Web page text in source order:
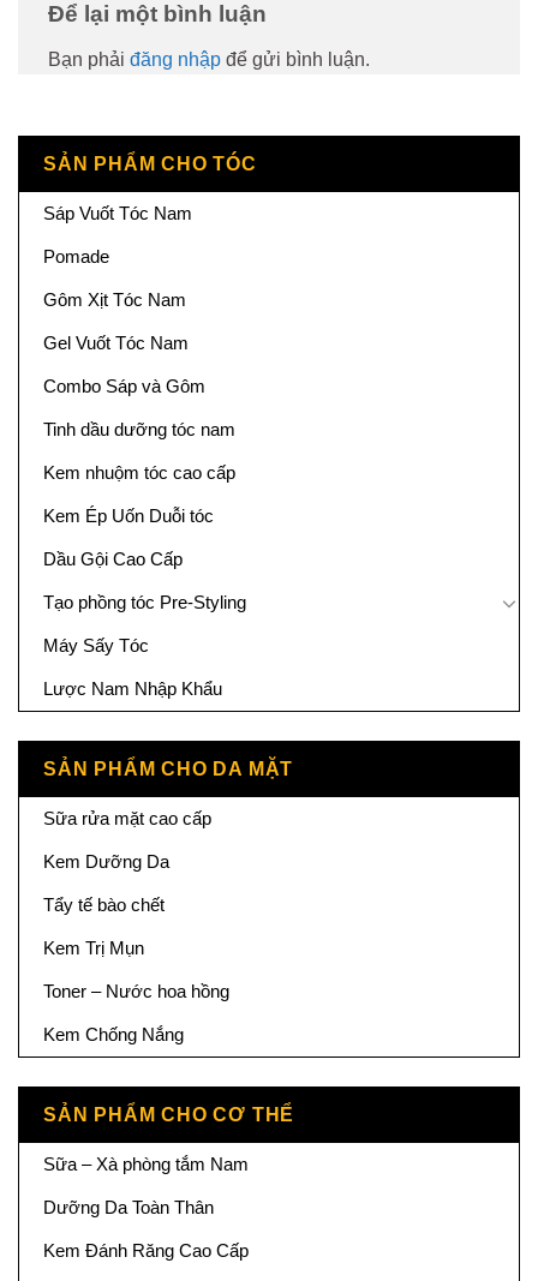
SẢN PHẨM CHO TÓC
Sáp Vuốt Tóc Nam
Pomade
Gôm Xịt Tóc Nam
Gel Vuốt Tóc Nam
Combo Sáp và Gôm
Tinh dầu dưỡng tóc nam
Kem nhuộm tóc cao cấp
Kem Ép Uốn Duỗi tóc
Dầu Gội Cao Cấp
Tạo phồng tóc Pre-Styling
Máy Sấy Tóc
Lược Nam Nhập Khẩu
SẢN PHẨM CHO DA MẶT
Sữa rửa mặt cao cấp
Kem Dưỡng Da
Tẩy tế bào chết
Kem Trị Mụn
Toner – Nước hoa hồng
Kem Chống Nắng
SẢN PHẨM CHO CƠ THỂ
Sữa – Xà phòng tắm Nam
Dưỡng Da Toàn Thân
Kem Đánh Răng Cao Cấp
Để lại một bình luận
Bạn phải đăng nhập để gửi bình luận.